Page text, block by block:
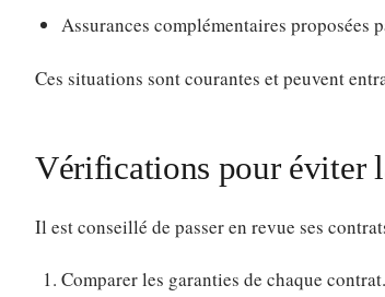
Assurances complémentaires proposées
Ces situations sont courantes et peuvent
Vérifications pour éviter
Il est conseillé de passer en revue ses
Comparer les garanties de chaque contrat.